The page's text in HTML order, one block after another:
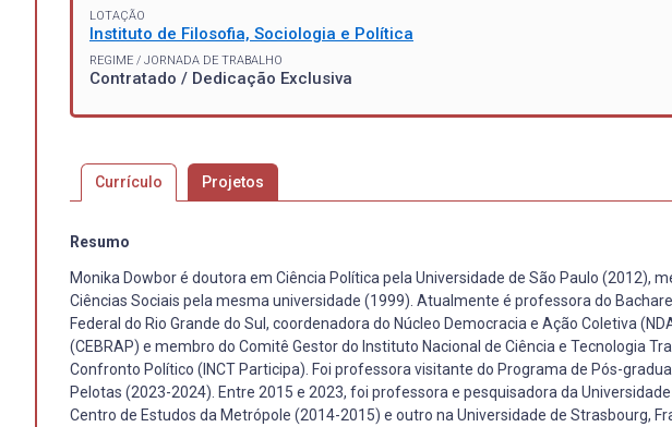
LOTAÇÃO
Instituto de Filosofia, Sociologia e Política
REGIME / JORNADA DE TRABALHO
Contratado / Dedicação Exclusiva
Currículo Projetos
Resumo
Monika Dowbor é doutora em Ciência Política pela Universidade de São Paulo (2012),
Ciências Sociais pela mesma universidade (1999). Atualmente é professora do
Federal do Rio Grande do Sul, coordenadora do Núcleo Democracia e Ação Coletiva
(CEBRAP) e membro do Comitê Gestor do Instituto Nacional de Ciência e Tecnologia
Confronto Político (INCT Participa). Foi professora visitante do Programa de Pós-
Pelotas (2023-2024). Entre 2015 e 2023, foi professora e pesquisadora da
Centro de Estudos da Metrópole (2014-2015) e outro na Universidade de Strasbourg,